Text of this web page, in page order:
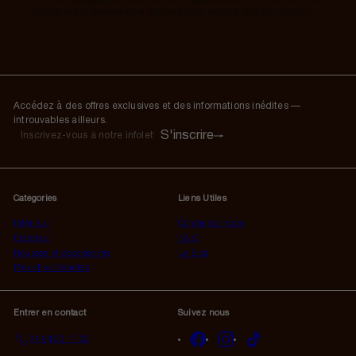
Accédez à des offres exclusives et des informations inédites —
introuvables ailleurs.
S'inscrire
Inscrivez-
notre
S'inscrire
Catégories
Intérieur
Extérieur
Housses et Accessoires
Peluches Géantes
Liens Utiles
Contactez-nous
F.A.Q
Le Blog
Entrer en contact
01 84 23 17 32
Suivez nous
FacebookInstagram